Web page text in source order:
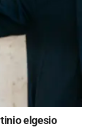
elgesio